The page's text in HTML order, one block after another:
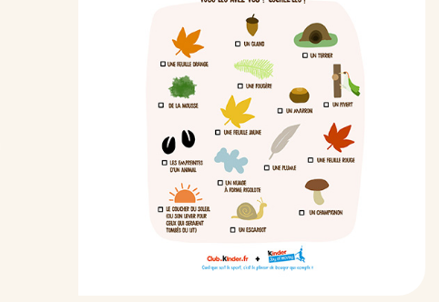
Kinder Bueno Dark
/fr/fr/kinder-bueno-dark